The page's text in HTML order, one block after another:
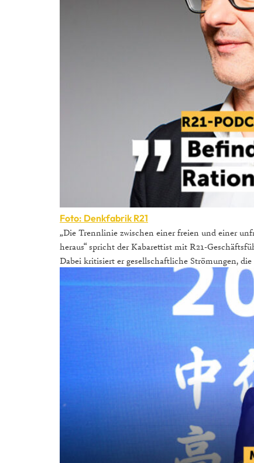
Foto: Denkfabrik R21
„Die Trennlinie zwischen einer freien und einer
heraus“ spricht der Kabarettist mit R21-
Dabei kritisiert er gesellschaftliche Strömungen,